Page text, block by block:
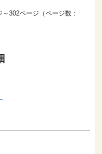
302ページ（ページ数：